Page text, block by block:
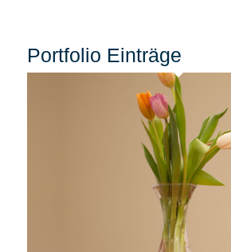
Portfolio Einträge